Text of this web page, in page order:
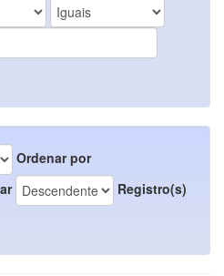
Ordenar por
Registro(s)